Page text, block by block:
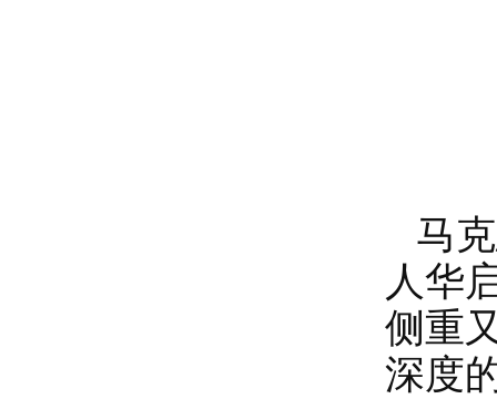
马
人华
侧重
深度